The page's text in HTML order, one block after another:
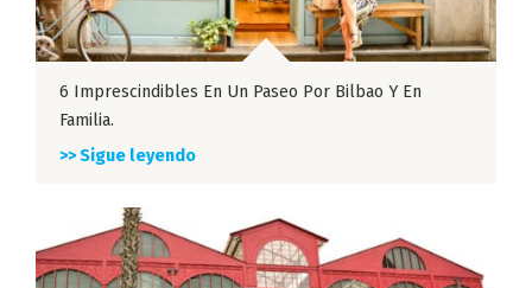
6 Imprescindibles En Un Paseo Por Bilbao Y En
Familia.
>> Sigue leyendo